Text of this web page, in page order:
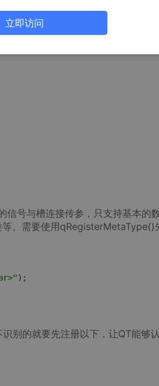
信号与槽连接传参，只支持基本的
。需要使用qRegisterMetaType()
);
别的就要先注册以下，让QT能够
立即访问